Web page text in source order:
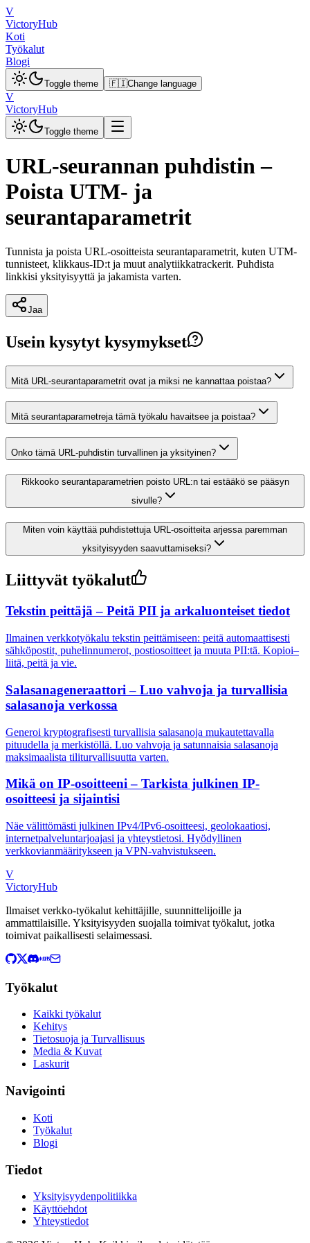
V
VictoryHub
Koti
Työkalut
Blogi
Toggle theme 🇫🇮Change language
V
VictoryHub
Toggle theme
URL-seurannan puhdistin –
Poista UTM- ja
seurantaparametrit
Tunnista ja poista URL-osoitteista seurantaparametrit, kuten UTM-
tunnisteet, klikkaus-ID:t ja muut analytiikkatrackerit. Puhdista
linkkisi yksityisyyttä ja jakamista varten.
Jaa
Usein kysytyt kysymykset
Mitä URL-seurantaparametrit ovat ja miksi ne kannattaa poistaa?
Mitä seurantaparametreja tämä työkalu havaitsee ja poistaa?
Onko tämä URL-puhdistin turvallinen ja yksityinen?
Rikkooko seurantaparametrien poisto URL:n tai estääkö se pääsyn
sivulle?
Miten voin käyttää puhdistettuja URL-osoitteita arjessa paremman
yksityisyyden saavuttamiseksi?
Liittyvät työkalut
Tekstin peittäjä – Peitä PII ja arkaluonteiset tiedot
Ilmainen verkkotyökalu tekstin peittämiseen: peitä automaattisesti
sähköpostit, puhelinnumerot, postiosoitteet ja muuta PII:tä. Kopioi–
liitä, peitä ja vie.
Salasanageneraattori – Luo vahvoja ja turvallisia
salasanoja verkossa
Generoi kryptografisesti turvallisia salasanoja mukautettavalla
pituudella ja merkistöllä. Luo vahvoja ja satunnaisia salasanoja
maksimaalista tiliturvallisuutta varten.
Mikä on IP-osoitteeni – Tarkista julkinen IP-
osoitteesi ja sijaintisi
Näe välittömästi julkinen IPv4/IPv6-osoitteesi, geolokaatiosi,
internetpalveluntarjoajasi ja yhteystietosi. Hyödyllinen
verkkovianmääritykseen ja VPN-vahvistukseen.
V
VictoryHub
Ilmaiset verkko-työkalut kehittäjille, suunnittelijoille ja
ammattilaisille. Yksityisyyden suojalla toimivat työkalut, jotka
toimivat paikallisesti selaimessasi.
Työkalut
Kaikki työkalut
Kehitys
Tietosuoja ja Turvallisuus
Media & Kuvat
Laskurit
Navigointi
Koti
Työkalut
Blogi
Tiedot
Yksityisyydenpolitiikka
Käyttöehdot
Yhteystiedot